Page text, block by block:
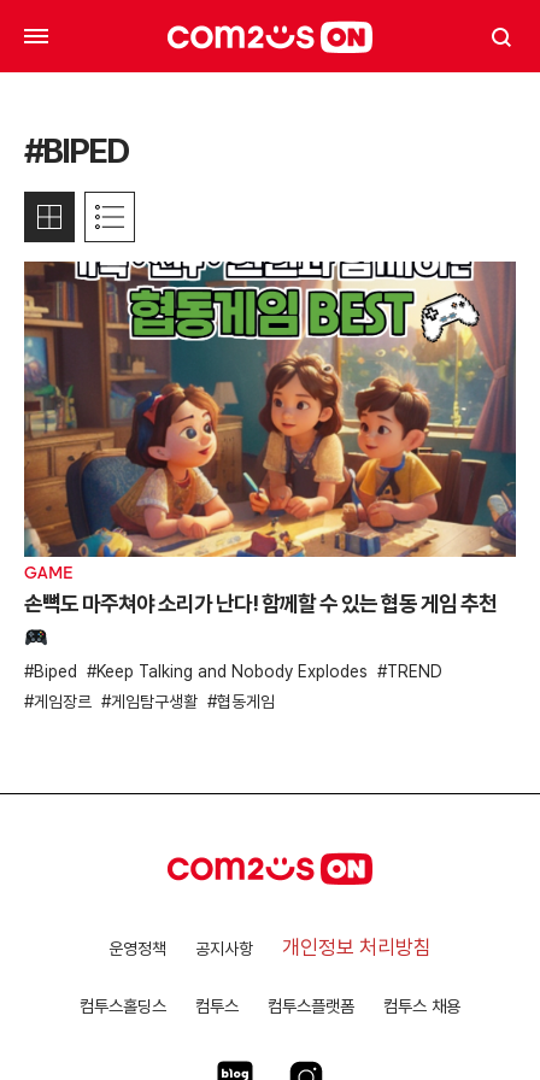
#BIPED
GAME
손뼉도 마주쳐야 소리가 난다! 함께할 수 있는 협동 게임 추천
Biped Keep Talking and Nobody Explodes
TREND
게임장르
게임탐구생활 협동게임
운영정책 공지사항 개인정보 처리방침
컴투스홀딩스 컴투스 컴투스플랫폼 컴투스 채용